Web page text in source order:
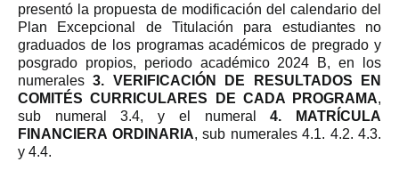
presentó la propuesta de modificación del calendario del
Plan Excepcional de Titulación para estudiantes no
graduados de los programas académicos de pregrado y
posgrado propios, periodo académico 2024 B, en los
numerales3. VERIFICACIÓN DE RESULTADOS EN
COMITÉS CURRICULARES DE CADA PROGRAMA,
sub numeral 3.4, y el numeral4. MATRÍCULA
FINANCIERA ORDINARIA, sub numerales 4.1. 4.2. 4.3.
y 4.4.